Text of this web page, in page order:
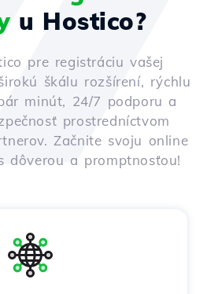
u Hostico?
pre registráciu vašej
škálu rozšírení, rýchlu
minút, 24/7 podporu a
prostredníctvom
Začnite svoju online
dôverou a promptnosťou!